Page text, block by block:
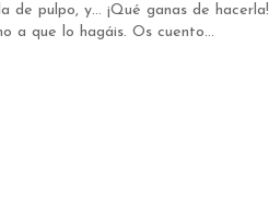
de pulpo, y... ¡Qué ganas de hacerla!
a que lo hagáis. Os cuento...